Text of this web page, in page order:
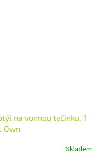
na vonnou tyčinku, 1
Own
Skladem